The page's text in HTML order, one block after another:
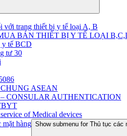
với trang thiết bị y tế loại A, B
BÁN THIẾT BỊ Y TẾ LOẠI
y tế BCD
tư 30
ASEAN
CONSULAR AUTHENTICATION
of Medical devices
mặt hàng Show submenu for Thủ tục các